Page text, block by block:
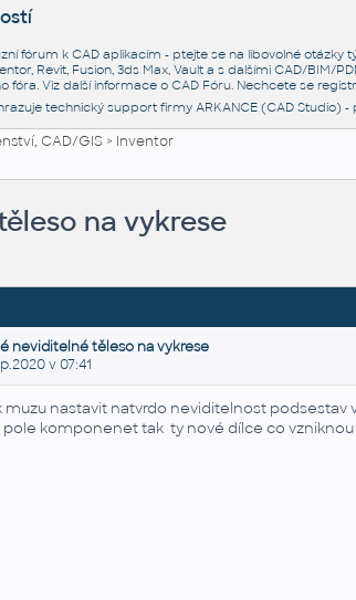
fórum k CAD aplikacím - ptejte se na libovolné
Revit, Fusion, 3ds Max, Vault a s dalšími CAD/
fóra. Viz další informace o CAD Fóru. Nechcete se
technický support firmy ARKANCE (CAD Studio)
CAD/GIS> Inventor
na vykrese
neviditelné těleso na vykrese
v 07:41
muzu nastavit natvrdo neviditelnost podsestav
komponenet tak ty nové dílce co